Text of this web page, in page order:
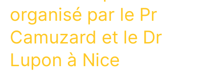
organisé par le Pr
Camuzard et le Dr
Lupon à Nice